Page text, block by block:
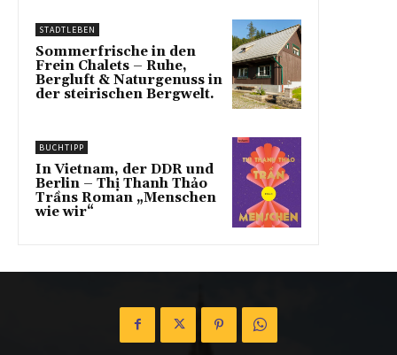
STADTLEBEN
Sommerfrische in den
Frein Chalets – Ruhe,
Bergluft & Naturgenuss in
der steirischen Bergwelt.
BUCHTIPP
In Vietnam, der DDR und
Berlin – Thị Thanh Thảo
Trầns Roman „Menschen
wie wir“